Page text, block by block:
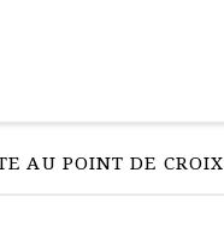
AU POINT DE CROIX